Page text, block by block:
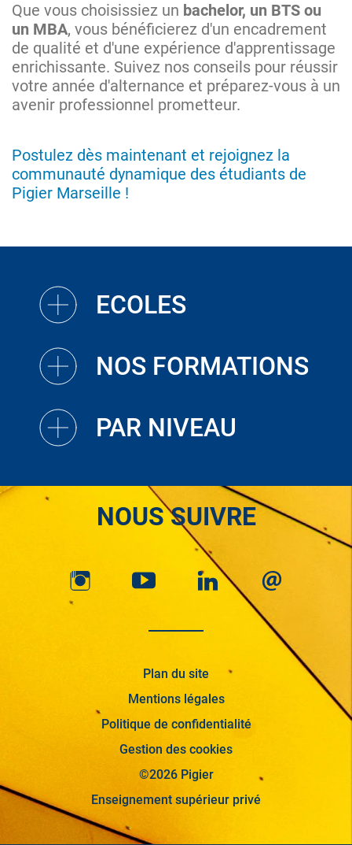
Que vous choisissiez un bachelor, un BTS ou
un MBA, vous bénéficierez d'un encadrement
de qualité et d'une expérience d'apprentissage
enrichissante. Suivez nos conseils pour réussir
votre année d'alternance et préparez-vous à un
avenir professionnel prometteur.
Postulez dès maintenant et rejoignez la
communauté dynamique des étudiants de
Pigier Marseille !
ECOLES
NOS FORMATIONS
PAR NIVEAU
NOUS SUIVRE
Plan du site
Mentions légales
Politique de confidentialité
Gestion des cookies
©2026 Pigier
Enseignement supérieur privé